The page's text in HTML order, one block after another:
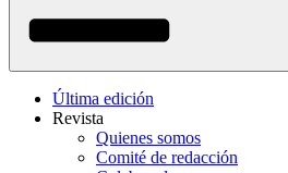
Última edición
Revista
Quienes somos
Comité de redacción